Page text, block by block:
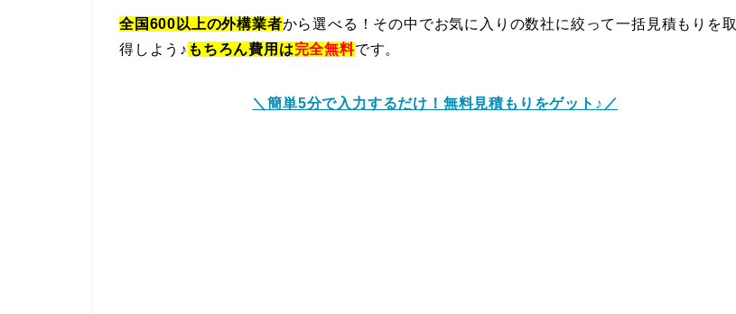
全国600以上の外構業者から選べる！ その中でお気に入りの数社に絞って一括見積も りを取
得しよう♪ もちろん費用は完全無料です。
＼簡単5分で入力するだけ！無料見積もりをゲット♪／